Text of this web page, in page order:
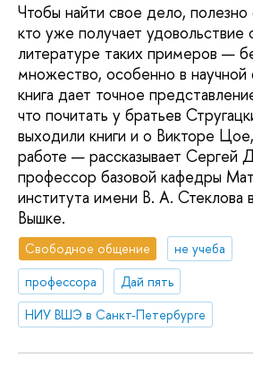
Чтобы найти свое дело, полезно
кто уже получает удовольствие
литературе таких примеров —
множество, особенно в научной
книга дает точное
что почитать у братьев
выходили книги и о Викторе
работе — рассказывает Сергей
профессор базовой кафедры
института имени В. А. Стеклова
Вышке.
Свободное общение
не учеба
профессора
Дай пять
НИУ ВШЭ в Санкт-Петербурге